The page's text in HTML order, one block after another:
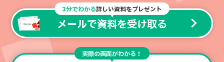
3分でわかる詳しい資料をプレゼント
メールで資料を受け取る
実際の画面がわかる！